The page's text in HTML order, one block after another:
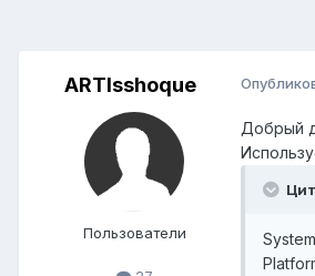
ARTIsshoque
Пользователи
Добрый